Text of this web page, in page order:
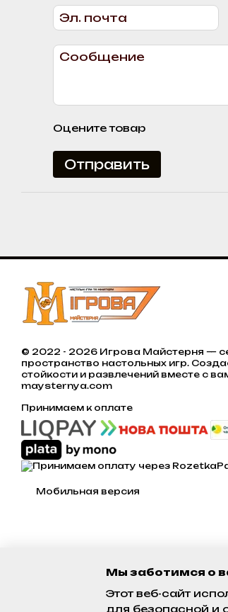
Оцените товар
Отправить
© 2022 - 2026 Игрова Майстерня —
пространство настольных игр.
стойкости и развлечений вместе с
maysternya.com
Принимаем к оплате
Мобильная версия
Мы заботимся о
Этот веб-сайт
для безопасной и